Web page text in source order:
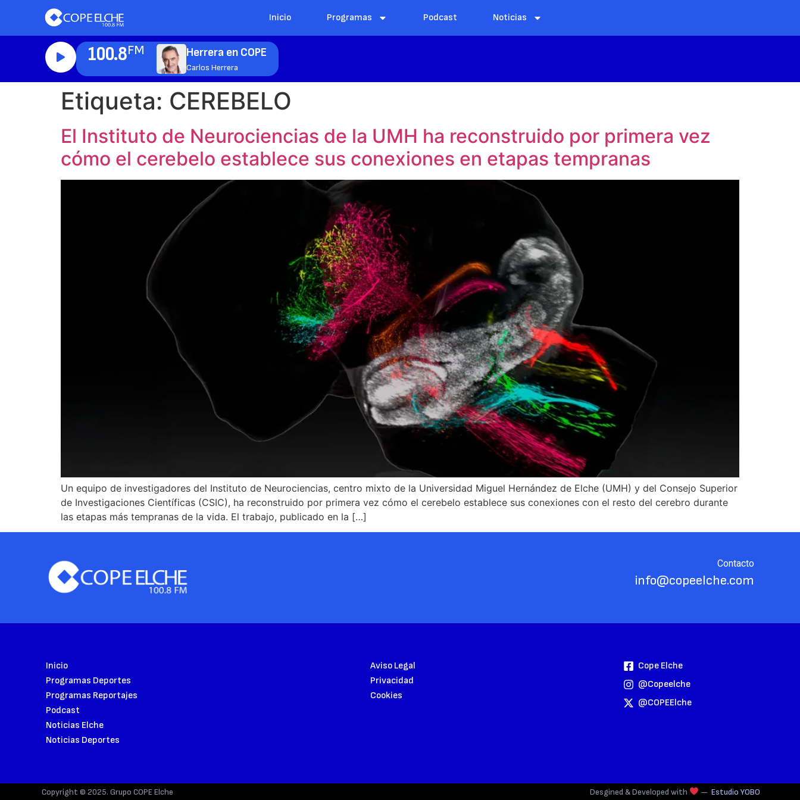
Inicio Programas Podcast Noticias
100.8FM Herrera en COPE
Carlos Herrera
Etiqueta: CEREBELO
El Instituto de Neurociencias de la UMH ha reconstruido por primera vez
cómo el cerebelo establece sus conexiones en etapas tempranas
Un equipo de investigadores del Instituto de Neurociencias, centro mixto de la Universidad Miguel Hernández de Elche (UMH) y del Consejo Superior
de Investigaciones Científicas (CSIC), ha reconstruido por primera vez cómo el cerebelo establece sus conexiones con el resto del cerebro durante
las etapas más tempranas de la vida. El trabajo, publicado en la […]
Contacto
info@copeelche.com
Inicio
Programas Deportes
Programas Reportajes
Podcast
Noticias Elche
Noticias Deportes
Aviso Legal
Privacidad
Cookies
Cope Elche
@copeelche
@COPEElche
Copyright © 2025. Grupo COPE Elche Desgined & Developed with — Estudio YOBO